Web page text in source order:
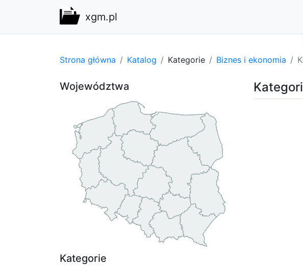
xgm.pl
Strona główna Katalog Kategorie Biznes i ekonomia
Województwa
Kategorie